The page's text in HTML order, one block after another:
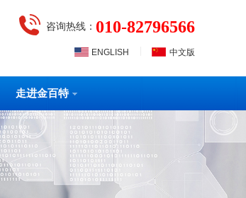
咨询热线： 010-82796566
中文版
ENGLISH
走进金百特